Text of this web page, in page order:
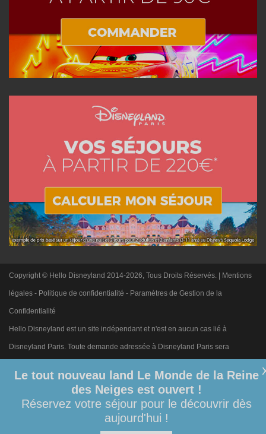
Copyright © Hello Disneyland 2014-2026, Tous Droits Réservés. | Mentions
légales - Politique de confidentialité - Paramètres de Gestion de la
Confidentialité
Hello Disneyland est un site indépendant et n'est en aucun cas lié à
Disneyland Paris. Toute demande adressée à Disneyland Paris sera
Le tout nouveau land Le Monde de la Reine
des Neiges est ouvert !
Réservez votre séjour pour le découvrir dès
aujourd'hui !